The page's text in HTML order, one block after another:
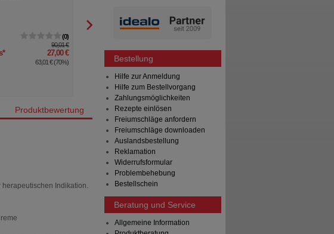
0
90,01 €
* 27,00 €
63,01 €(70%) Sie sparen
Produktbewertung
Indikation.
Bestellung
Hilfe zur Anmeldung
Hilfe zum Bestellvorgang
Zahlungsmöglichkeiten
Rezepte einlösen
Freiumschläge anfordern
Freiumschläge downloaden
Auslandsbestellung
Reklamation
Widerrufsformular
Problembehebung
Bestellschein
Beratung und Service
Allgemeine Information